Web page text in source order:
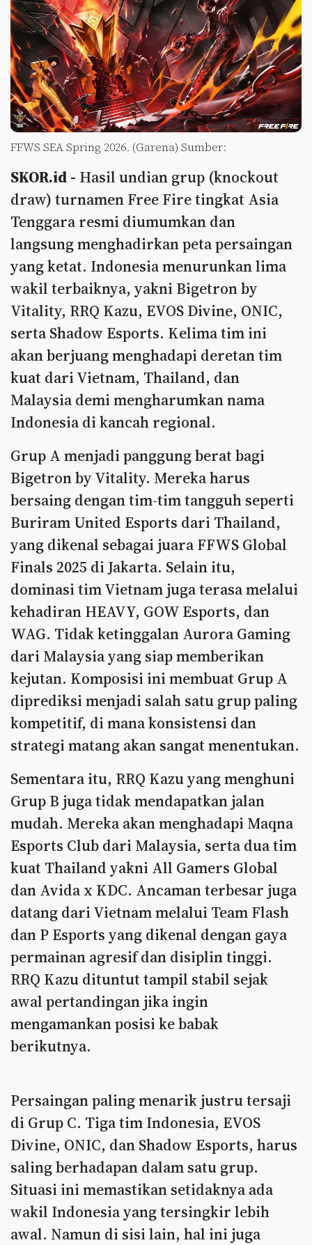
FFWS SEA Spring 2026. (Garena) Sumber:
SKOR.id - Hasil undian grup (knockout
draw) turnamen Free Fire tingkat Asia
Tenggara resmi diumumkan dan
langsung menghadirkan peta persaingan
yang ketat. Indonesia menurunkan lima
wakil terbaiknya, yakni Bigetron by
Vitality, RRQ Kazu, EVOS Divine, ONIC,
serta Shadow Esports. Kelima tim ini
akan berjuang menghadapi deretan tim
kuat dari Vietnam, Thailand, dan
Malaysia demi mengharumkan nama
Indonesia di kancah regional.
Grup A menjadi panggung berat bagi
Bigetron by Vitality. Mereka harus
bersaing dengan tim-tim tangguh seperti
Buriram United Esports dari Thailand,
yang dikenal sebagai juara FFWS Global
Finals 2025 di Jakarta. Selain itu,
dominasi tim Vietnam juga terasa melalui
kehadiran HEAVY, GOW Esports, dan
WAG. Tidak ketinggalan Aurora Gaming
dari Malaysia yang siap memberikan
kejutan. Komposisi ini membuat Grup A
diprediksi menjadi salah satu grup paling
kompetitif, di mana konsistensi dan
strategi matang akan sangat menentukan.
Sementara itu, RRQ Kazu yang menghuni
Grup B juga tidak mendapatkan jalan
mudah. Mereka akan menghadapi Maqna
Esports Club dari Malaysia, serta dua tim
kuat Thailand yakni All Gamers Global
dan Avida x KDC. Ancaman terbesar juga
datang dari Vietnam melalui Team Flash
dan P Esports yang dikenal dengan gaya
permainan agresif dan disiplin tinggi.
RRQ Kazu dituntut tampil stabil sejak
awal pertandingan jika ingin
mengamankan posisi ke babak
berikutnya.
Persaingan paling menarik justru tersaji
di Grup C. Tiga tim Indonesia, EVOS
Divine, ONIC, dan Shadow Esports, harus
saling berhadapan dalam satu grup.
Situasi ini memastikan setidaknya ada
wakil Indonesia yang tersingkir lebih
awal. Namun di sisi lain, hal ini juga